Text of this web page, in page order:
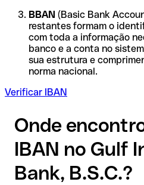
BBAN (Basic Bank
restantes formam o
com toda a informação
banco e a conta no
sua estrutura e
norma nacional.
Verificar IBAN
Onde
IBAN no Gulf
Bank, B.S.C.?